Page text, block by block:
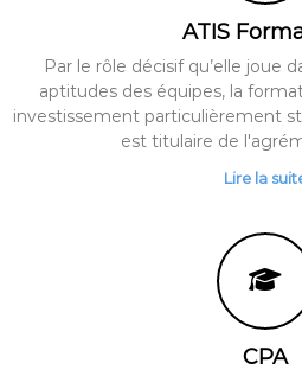
ATIS
Par le rôle décisif qu’elle joue
aptitudes des équipes, la
investissement particulièrement
est titulaire de
Lire la
CPA